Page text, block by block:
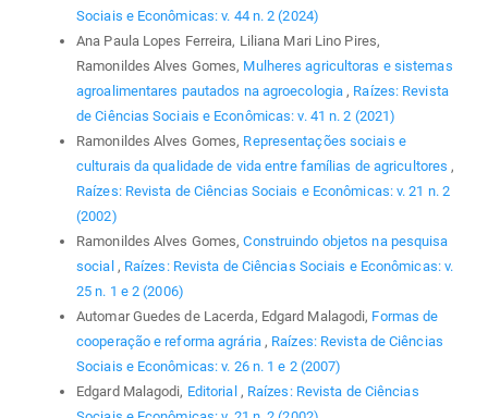
Sociais e Econômicas: v. 44 n. 2 (2024)
Ana Paula Lopes Ferreira, Liliana Mari Lino Pires,
Ramonildes Alves Gomes, Mulheres agricultoras e sistemas
agroalimentares pautados na agroecologia , Raízes: Revista
de Ciências Sociais e Econômicas: v. 41 n. 2 (2021)
Ramonildes Alves Gomes, Representações sociais e
culturais da qualidade de vida entre famílias de agricultores ,
Raízes: Revista de Ciências Sociais e Econômicas: v. 21 n. 2
(2002)
Ramonildes Alves Gomes,Construindo objetos na pesquisa
social , Raízes: Revista de Ciências Sociais e Econômicas: v.
25 n. 1 e 2 (2006)
Automar Guedes de Lacerda, Edgard Malagodi, Formas de
cooperação e reforma agrária , Raízes: Revista de Ciências
Sociais e Econômicas: v. 26 n. 1 e 2 (2007)
Edgard Malagodi, Editorial , Raízes: Revista de Ciências